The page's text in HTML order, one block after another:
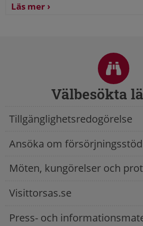
Läs mer
Välbesökta
Tillgänglighetsredogörelse
Ansöka om försörjningsstöd
Möten, kungörelser och
Visittorsas.se
Press- och